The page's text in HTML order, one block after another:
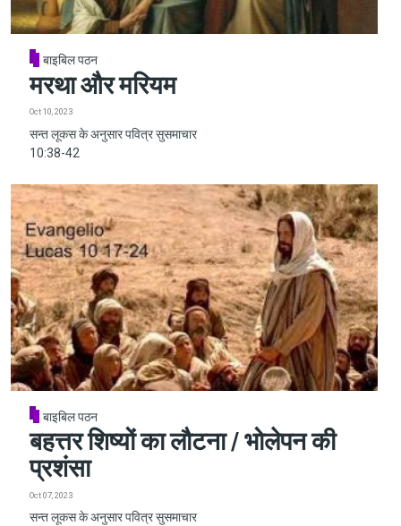
बाइबिल पठन
मरथा और मरियम
Oct 10, 2023
सन्त लूकस के अनुसार पवित्र सुसमाचार
10:38-42
बाइबिल पठन
बहत्तर शिष्यों का लौटना / भोलेपन की
प्रशंसा
Oct 07, 2023
सन्त लूकस के अनुसार पवित्र सुसमाचार